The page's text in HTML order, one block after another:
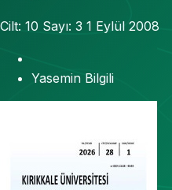
Cilt: 10 Sayı: 3 1 Eylül 2008
Yasemin Bilgili